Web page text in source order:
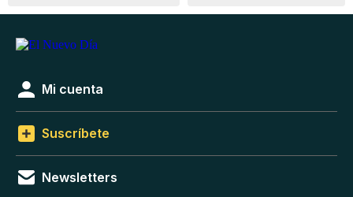
Mi cuenta
Suscríbete
Newsletters